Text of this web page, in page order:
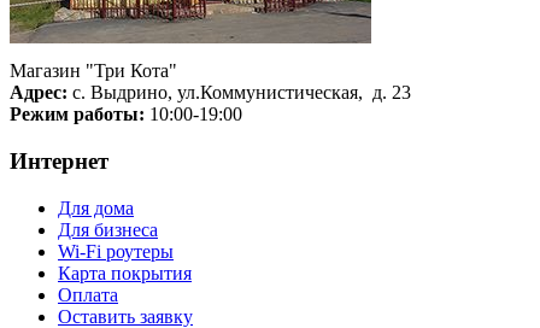
Магазин "Три Кота"
Адрес: с. Выдрино, ул.Коммунистическая, д. 23
Режим работы: 10:00-19:00
Интернет
Для дома
Для бизнеса
Wi-Fi роутеры
Карта покрытия
Оплата
Оставить заявку